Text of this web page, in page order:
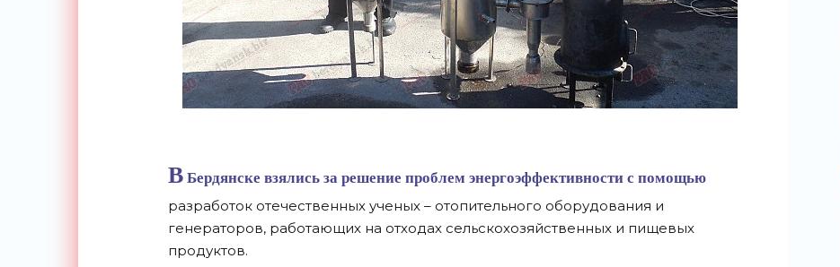
ВБердянске взялись за решение проблем энергоэффективности с помощью
разработок отечественных ученых – отопительного оборудования и
генераторов, работающих на отходах сельскохозяйственных и пищевых
продуктов.